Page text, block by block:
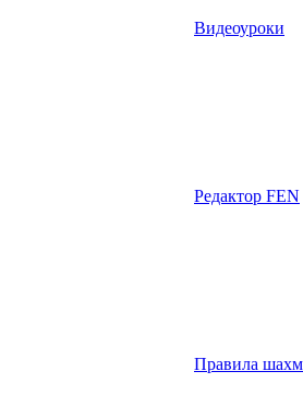
Видеоуроки
Редактор FEN
Правила